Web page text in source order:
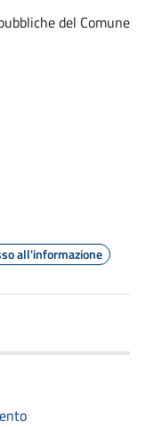
del Comune
all'informazione